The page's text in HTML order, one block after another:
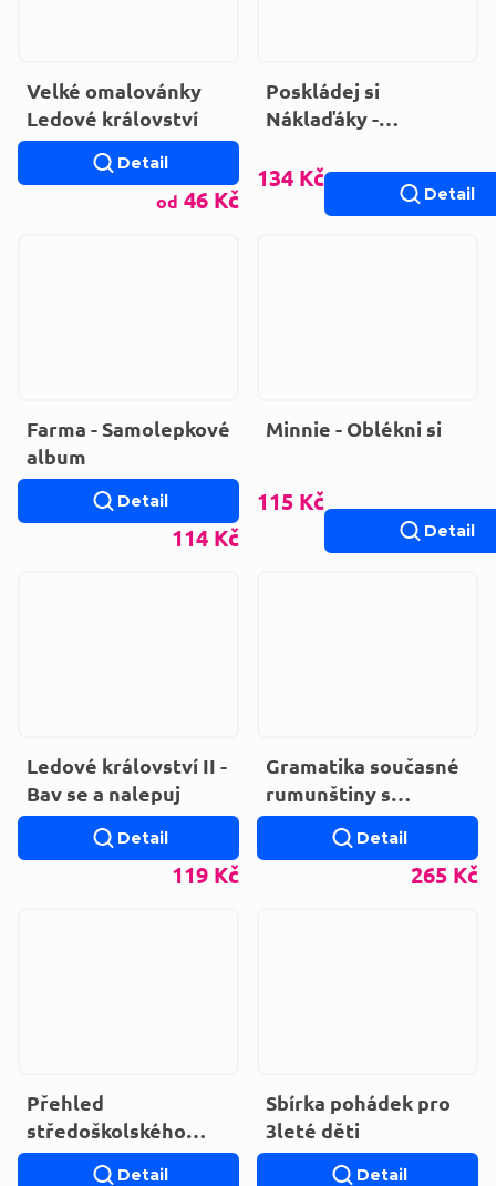
Velké omalovánky
Ledové království
od 46 Kč
Detail
Poskládej si
Náklaďáky -
134 Kč
Detail
Farma - Samolepkové
album
114 Kč
Detail
Minnie - Oblékni si
115 Kč
Detail
Ledové království II -
Bav se a nalepuj
119 Kč
Detail
Gramatika současné
rumunštiny s
praktickými příklady
265 Kč
Detail
Přehled
středoškolského
učiva českého jazyka
Detail
Sbírka pohádek pro
3leté děti
Detail